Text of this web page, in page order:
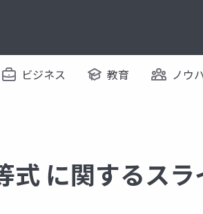
ビジネス 教育 ノウ
式 に関するスラ